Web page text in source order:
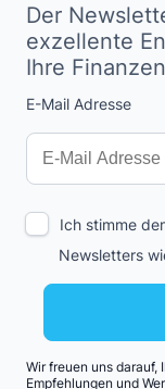
Der
exzellente
Ihre
E-Mail Adresse
Interests
Amount
Ich stimme
Newsletters
Wir freuen uns darauf,
Empfehlungen und